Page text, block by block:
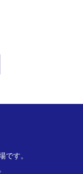
です。